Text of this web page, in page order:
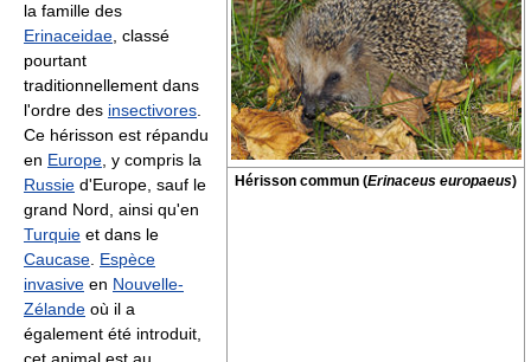
Hérisson commun (Erinaceus europaeus)
la famille des
Erinaceidae , classé
pourtant
traditionnellement dans
l'ordre des insectivores
Ce hérisson est répandu
en Europe , y compris la
Russie d'Europe, sauf le
grand Nord, ainsi qu'en
Turquie et dans le
Caucase Espèce
invasive en Nouvelle-
Zélande où il a
également été introduit,